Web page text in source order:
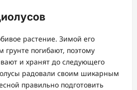
растение. Зимой его
грунте погибают, поэтому
и хранят до следующего
радовали своим шикарным
правильно подготовить